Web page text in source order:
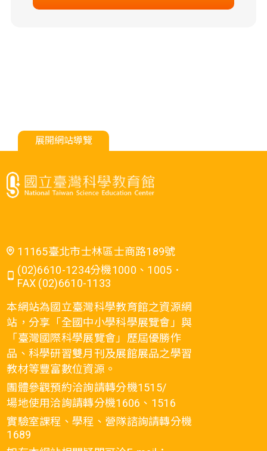
展開網站導覽
11165臺北市士林區士商路189號
(02)6610-1234分機1000、1005．
FAX (02)6610-1133
本網站為國立臺灣科學教育館之資源網
站，分享「全國中小學科學展覽會」與
「臺灣國際科學展覽會」歷屆優勝作
品、科學研習雙月刊及展館展品之學習
教材等豐富數位資源。
團體參觀預約洽詢請轉分機1515/
場地使用洽詢請轉分機1606、1516
實驗室課程、學程、營隊諮詢請轉分機
1689